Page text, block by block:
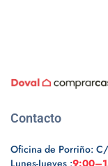
Contacto
Oficina de Porriño: C/